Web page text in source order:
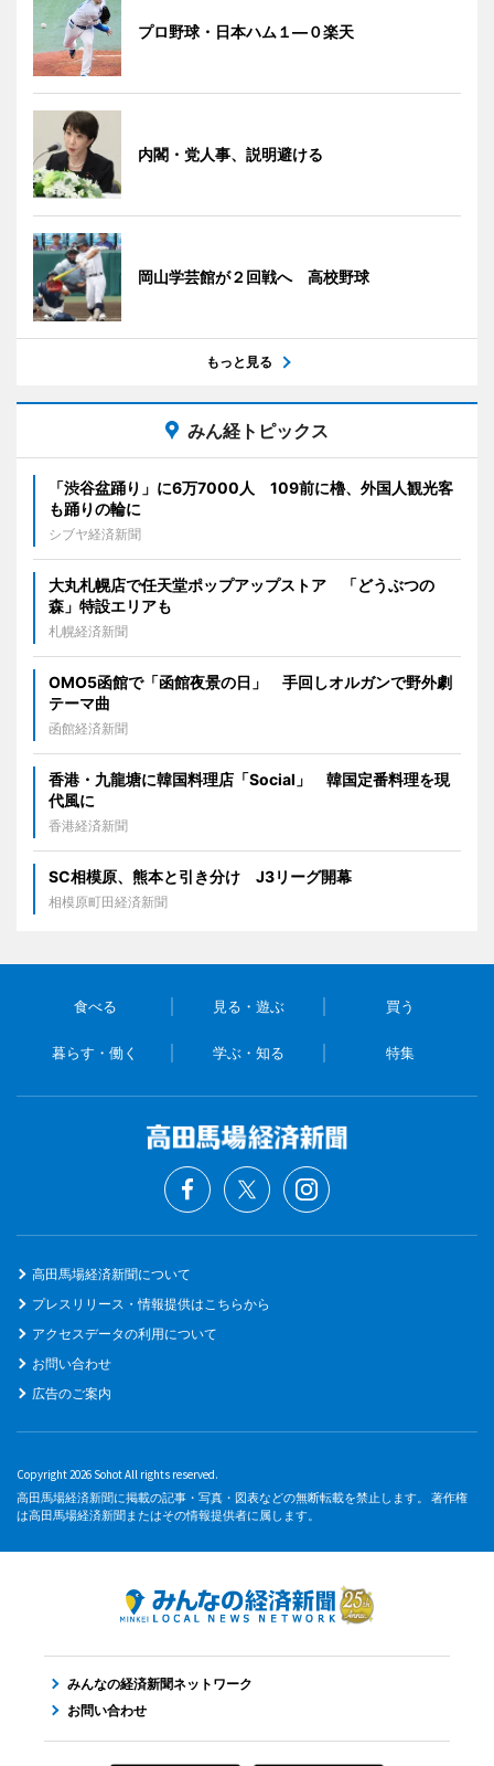
プロ野球・日本ハム１―０楽天
内閣・党人事、説明避ける
岡山学芸館が２回戦へ 高校野球
もっと見る
みん経トピックス
「渋谷盆踊り」に6万7000人 109前に櫓、外国人観光客
も踊りの輪に
シブヤ経済新聞
大丸札幌店で任天堂ポップアップストア 「どうぶつの
森」特設エリアも
札幌経済新聞
OMO5函館で「函館夜景の日」 手回しオルガンで野外劇
テーマ曲
函館経済新聞
香港・九龍塘に韓国料理店「Social」 韓国定番料理を現
代風に
香港経済新聞
SC相模原、熊本と引き分け J3リーグ開幕
相模原町田経済新聞
食べる 見る・遊ぶ 買う
暮らす・働く 学ぶ・知る 特集
高田馬場経済新聞について
プレスリリース・情報提供はこちらから
アクセスデータの利用について
お問い合わせ
広告のご案内
Copyright 2026 Sohot All rights reserved.
高田馬場経済新聞に掲載の記事・写真・図表などの無断転載を禁止します。 著作権
は高田馬場経済新聞またはその情報提供者に属します。
みんなの経済新聞ネットワーク
お問い合わせ